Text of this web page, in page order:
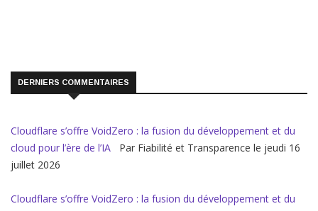
DERNIERS COMMENTAIRES
Cloudflare s’offre VoidZero : la fusion du développement et du
cloud pour l’ère de l’IA
Par Fiabilité et Transparence le jeudi 16
juillet 2026
Cloudflare s’offre VoidZero : la fusion du développement et du